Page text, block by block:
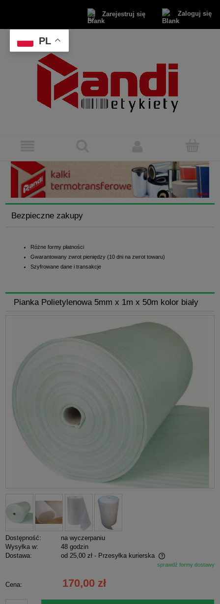
Zarejestruj się Zaloguj się
Bezpieczne zakupy
Różne formy płatności
Gwarantowany zwrot pieniędzy (10 dni na zwrot towaru)
Szyfrowane dane i transakcje
Pianka Polietylenowa 5mm x 1m x 50m kolor biały
Dostępność:
na wyczerpaniu
Wysyłka w:
48 godzin
Dostawa:
od 25,00 zł - Przesyłka kurierska
Cena nie zawiera ewentualnych kosztów płatnościsprawdź formy dostawy
Cena: 170,00 zł
PL